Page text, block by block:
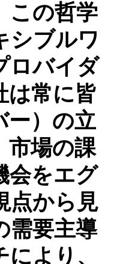
この哲学
シブルワ
ロバイダ
は常に皆
ー）の立
市場の課
会をエグ
点から見
需要主導
より、